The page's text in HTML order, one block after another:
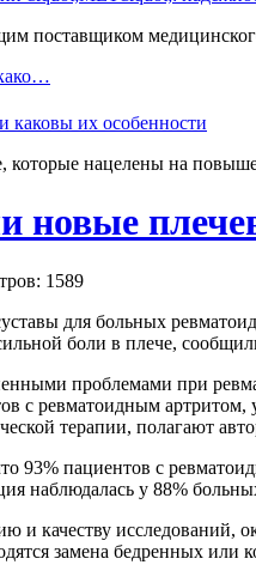
поставщиком
которые нацелены на
новые
1589
сильной боли в плече,
проблемами при
с ревматоидным
терапии, полагают
пациентов с
наблюдалась у 88%
и качеству исследований,
замена бедренных или